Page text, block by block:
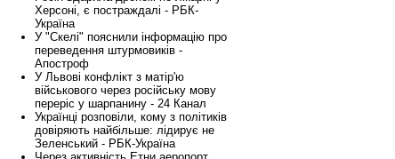
Херсоні, є постраждалі - РБК-
Україна
У "Скелі" пояснили інформацію про
переведення штурмовиків -
Апостроф
У Львові конфлікт з матір'ю
військового через російську мову
переріс у шарпанину - 24 Канал
Українці розповіли, кому з політиків
довіряють найбільше: лідирує не
Зеленський - РБК-Україна